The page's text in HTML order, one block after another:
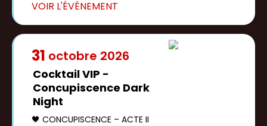
31 octobre 2026
Cocktail VIP -
Concupiscence Dark
Night
🖤 CONCUPISCENCE – ACTE II